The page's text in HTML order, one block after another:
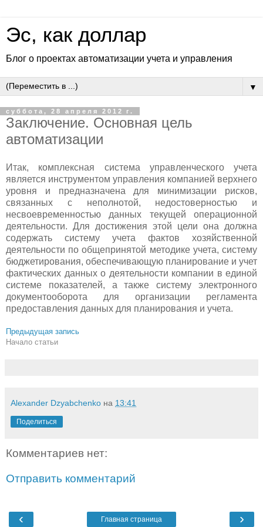
Эс, как доллар
Блог о проектах автоматизации учета и управления
▼
суббота, 28 апреля 2012 г.
Заключение. Основная цель
автоматизации
Итак, комплексная система управленческого учета
является инструментом управления компанией верхнего
уровня и предназначена для минимизации рисков,
связанных с неполнотой, недостоверностью и
несвоевременностью данных текущей операционной
деятельности. Для достижения этой цели она должна
содержать систему учета фактов хозяйственной
деятельности по общепринятой методике учета, систему
бюджетирования, обеспечивающую планирование и учет
фактических данных о деятельности компании в единой
системе показателей, а также систему электронного
документооборота для организации регламента
предоставления данных для планирования и учета.
Предыдущая запись
Начало статьи
Alexander Dzyabchenko на 13:41
Поделиться
Комментариев нет:
Отправить комментарий
‹ ›
Главная страница